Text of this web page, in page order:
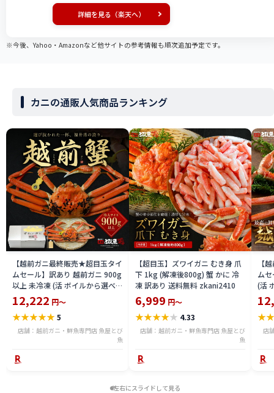
詳細を見る（楽天へ）
※今後、Yahoo・Amazonなど他サイトの参考情報も順次追加予定です。
カニの通販人気商品ランキング
【越前ガニ最終販売★超目玉タイ
ムセール】訳あり 越前ガニ 900g
以上 未冷凍 (活 ボイルから選べ
る) 福井県産 国産 産地直送 脚折
れ 訳ありカニ 越前がに ズワイガ
ニ 越前 かに 送料無料 etz-900w
12,222 円～
★★★★★5
店舗：越前ガニ・鮮魚専門店 魚屋とび
魚
【超目玉】ズワイガニ むき身 爪
下 1kg (解凍後800g) 蟹 かに 冷
凍 訳あり 送料無料 zkani2410
6,999 円～
★★★★★ 4.33
店舗：越前ガニ・鮮魚専門店 魚屋とび
魚
【
ム
(活
国
が
料
★
店
左右にスライドして見る